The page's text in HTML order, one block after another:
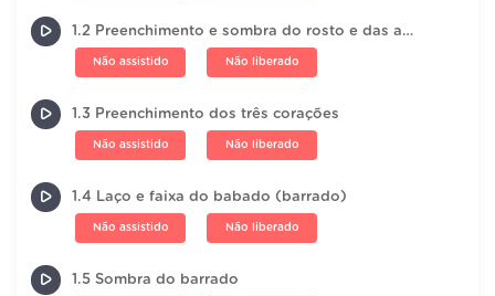
1.2 Preenchimento e sombra do rosto e das asas da galinha
Não assistido Não liberado
1.3 Preenchimento dos três corações
Não assistido Não liberado
1.4 Laço e faixa do babado (barrado)
Não assistido Não liberado
1.5 Sombra do barrado